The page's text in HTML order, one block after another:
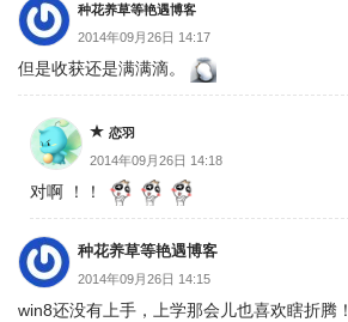
种花养草等艳遇博客
2014年09月26日 14:17
但是收获还是满满滴。
恋羽
2014年09月26日 14:18
对啊 ！！
种花养草等艳遇博客
2014年09月26日 14:15
win8还没有上手，上学那会儿也喜欢瞎折腾！